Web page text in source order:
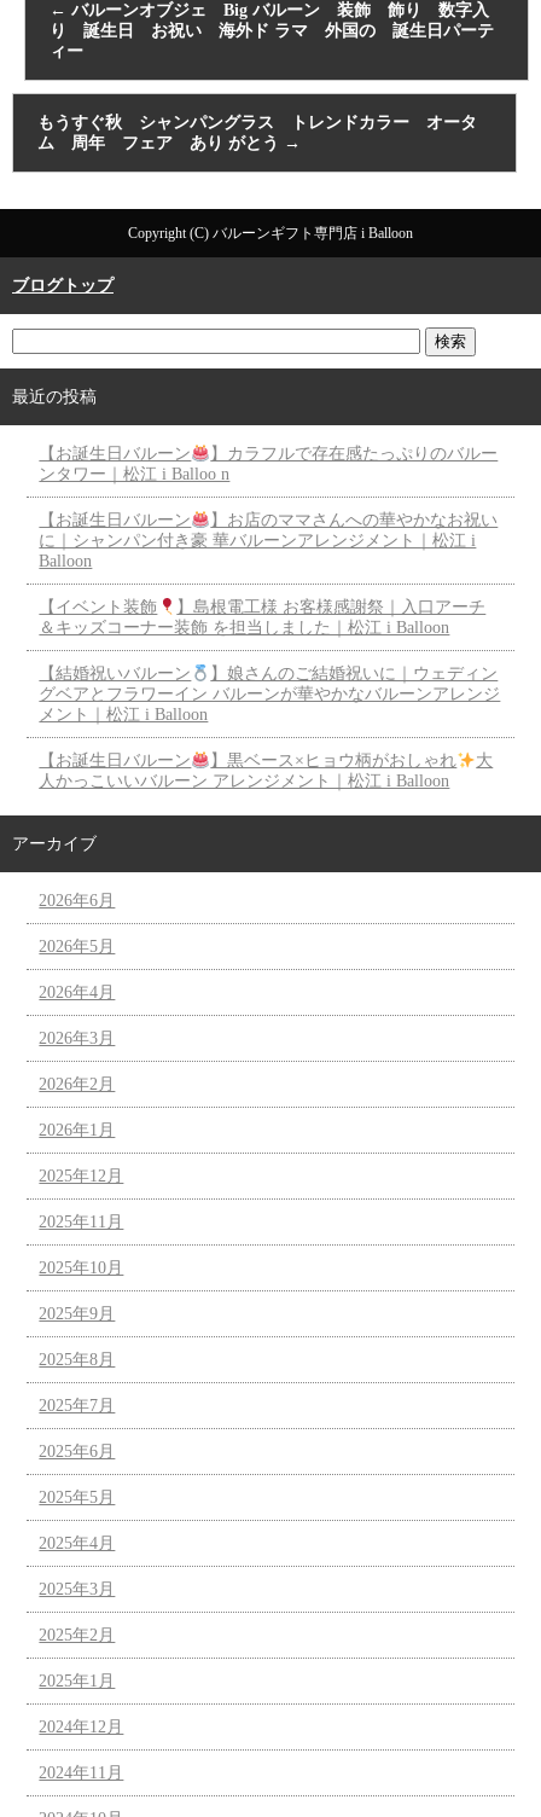
← バルーンオブジェ Big バルーン 装飾 飾り 数字入
り 誕生日 お祝い 海外ド ラマ 外国の 誕生日パーテ
ィー
もうすぐ秋 シャンパングラス トレンドカラー オータ
ム 周年 フェア あり がとう →
Copyright (C) バルーンギフト専門店 i Balloon
ブログトップ
最近の投稿
【お誕生日バルーン
】カラフルで存在感たっぷりのバルー
ンタワー｜松江 i Balloo n
【お誕生日バルーン
】お店のママさんへの華やかなお祝い
に｜シャンパン付き豪 華バルーンアレンジメント｜松江 i
Balloon
【イベント装飾
】島根電工様 お客様感謝祭｜入口アーチ
＆キッズコーナー装飾 を担当しました｜松江 i Balloon
【結婚祝いバルーン
】娘さんのご結婚祝いに｜ウェディン
グベアとフラワーイン バルーンが華やかなバルーンアレンジ
メント｜松江 i Balloon
【お誕生日バルーン 】黒ベース×ヒョウ柄がおしゃれ
大
人かっこいいバルーン アレンジメント｜松江 i Balloon
アーカイブ
2026年6月
2026年5月
2026年4月
2026年3月
2026年2月
2026年1月
2025年12月
2025年11月
2025年10月
2025年9月
2025年8月
2025年7月
2025年6月
2025年5月
2025年4月
2025年3月
2025年2月
2025年1月
2024年12月
2024年11月